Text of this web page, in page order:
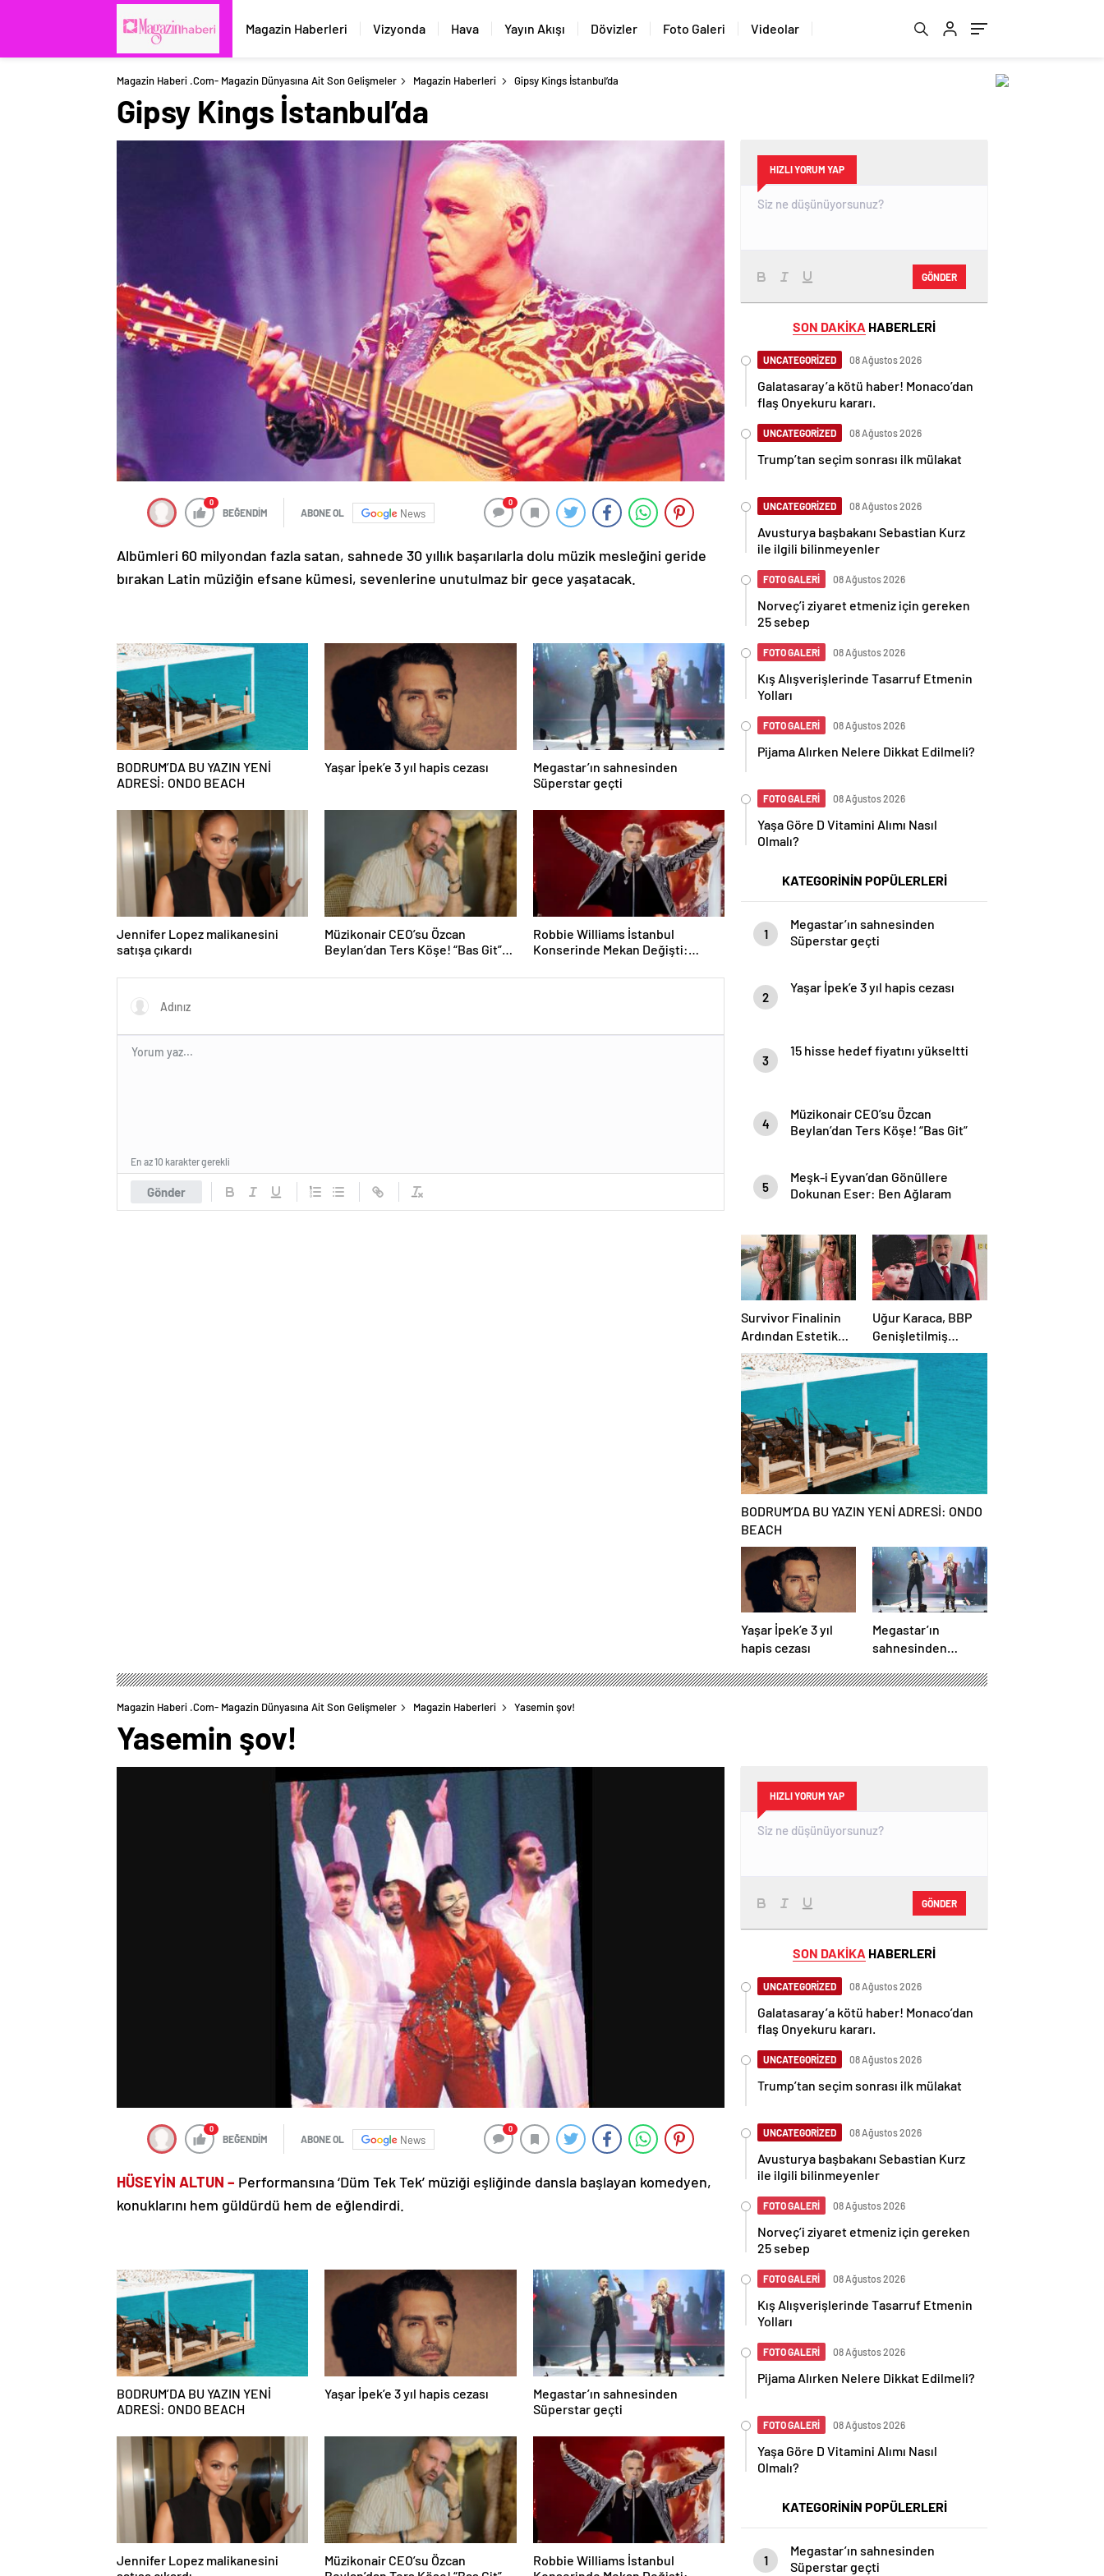
Magazin Haberleri Vizyonda Hava Yayın Akışı Dövizler Foto Galeri Videolar
Magazin Haberi .com- Magazin Dünyasına Ait Son Gelişmeler Magazin Haberleri Gipsy Kings İstanbul’da
Gipsy Kings İstanbul’da
0
BEĞENDİM ABONE OL News
0
Albümleri 60 milyondan fazla satan, sahnede 30 yıllık başarılarla dolu müzik mesleğini geride
bırakan Latin müziğin efsane kümesi, sevenlerine unutulmaz bir gece yaşatacak.
BODRUM’DA BU YAZIN YENİ
ADRESİ: ONDO BEACH
Yaşar İpek’e 3 yıl hapis cezası
Megastar’ın sahnesinden
Süperstar geçti
Jennifer Lopez malikanesini
satışa çıkardı
Müzikonair CEO’su Özcan
Beylan’dan Ters Köşe! “Bas Git”
Attı!
Robbie Williams İstanbul
Konserinde Mekan Değişti:
Taşındı!
Gönder
En az 10 karakter gerekli
HIZLI YORUM YAP
GÖNDER
SON DAKİKA HABERLERİ
UNCATEGORİZED 08 Ağustos 2026
Galatasaray’a kötü haber! Monaco’dan
flaş Onyekuru kararı.
UNCATEGORİZED 08 Ağustos 2026
Trump’tan seçim sonrası ilk mülakat
UNCATEGORİZED 08 Ağustos 2026
Avusturya başbakanı Sebastian Kurz
ile ilgili bilinmeyenler
FOTO GALERİ 08 Ağustos 2026
Norveç’i ziyaret etmeniz için gereken
25 sebep
FOTO GALERİ 08 Ağustos 2026
Kış Alışverişlerinde Tasarruf Etmenin
Yolları
FOTO GALERİ 08 Ağustos 2026
Pijama Alırken Nelere Dikkat Edilmeli?
FOTO GALERİ 08 Ağustos 2026
Yaşa Göre D Vitamini Alımı Nasıl
Olmalı?
KATEGORİNİN POPÜLERLERİ
1
Megastar’ın sahnesinden
Süperstar geçti
2
Yaşar İpek’e 3 yıl hapis cezası
3
15 hisse hedef fiyatını yükseltti
4
Müzikonair CEO’su Özcan
Beylan’dan Ters Köşe! “Bas Git”
5
Meşk-i Eyvan’dan Gönüllere
Dokunan Eser: Ben Ağlaram
Survivor Finalinin
Ardından Estetik
Dokunuşuyla
Gündemde
Uğur Karaca, BBP
Genişletilmiş
Başkanlık
Divanı’nda görev
BODRUM’DA BU YAZIN YENİ ADRESİ: ONDO
BEACH
Yaşar İpek’e 3 yıl
hapis cezası
Megastar’ın
sahnesinden
Magazin Haberi .com- Magazin Dünyasına Ait Son Gelişmeler Magazin Haberleri Yasemin şov!
Yasemin şov!
0
BEĞENDİM ABONE OL News
0
HÜSEYİN ALTUN – Performansına ‘Düm Tek Tek’ müziği eşliğinde dansla başlayan komedyen,
konuklarını hem güldürdü hem de eğlendirdi.
BODRUM’DA BU YAZIN YENİ
ADRESİ: ONDO BEACH
Yaşar İpek’e 3 yıl hapis cezası
Megastar’ın sahnesinden
Süperstar geçti
Jennifer Lopez malikanesini
Müzikonair CEO’su Özcan
Robbie Williams İstanbul
HIZLI YORUM YAP
GÖNDER
SON DAKİKA HABERLERİ
UNCATEGORİZED 08 Ağustos 2026
Galatasaray’a kötü haber! Monaco’dan
flaş Onyekuru kararı.
UNCATEGORİZED 08 Ağustos 2026
Trump’tan seçim sonrası ilk mülakat
UNCATEGORİZED 08 Ağustos 2026
Avusturya başbakanı Sebastian Kurz
ile ilgili bilinmeyenler
FOTO GALERİ 08 Ağustos 2026
Norveç’i ziyaret etmeniz için gereken
25 sebep
FOTO GALERİ 08 Ağustos 2026
Kış Alışverişlerinde Tasarruf Etmenin
Yolları
FOTO GALERİ 08 Ağustos 2026
Pijama Alırken Nelere Dikkat Edilmeli?
FOTO GALERİ 08 Ağustos 2026
Yaşa Göre D Vitamini Alımı Nasıl
Olmalı?
KATEGORİNİN POPÜLERLERİ
1
Megastar’ın sahnesinden
Süperstar geçti